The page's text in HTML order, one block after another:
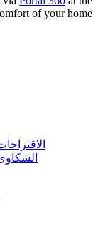
of your home.